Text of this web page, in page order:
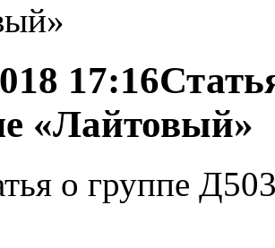
17:16
«Лайтовый»
о группе